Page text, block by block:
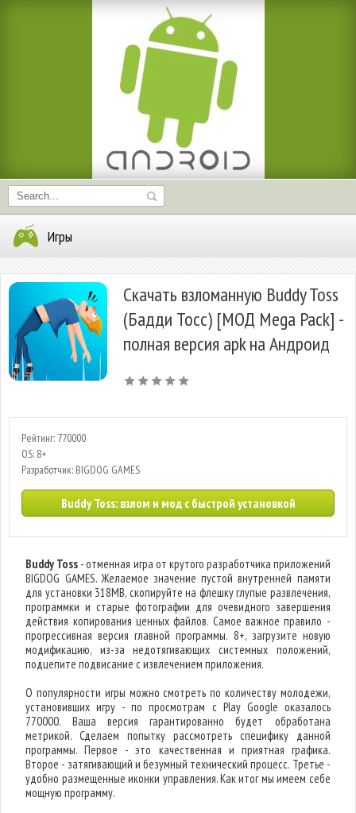
Игры
Скачать взломанную Buddy Toss
(Бадди Тосс) [МОД Mega Pack] -
полная версия apk на Андроид
Рейтинг: 770000
OS: 8+
Разработчик: BIGDOG GAMES
Buddy Toss: взлом и мод с быстрой установкой
Buddy Toss - отменная игра от крутого разработчика приложений
BIGDOG GAMES. Желаемое значение пустой внутренней памяти
для установки 318MB, скопируйте на флешку глупые развлечения,
программки и старые фотографии для очевидного завершения
действия копирования ценных файлов. Самое важное правило -
прогрессивная версия главной программы. 8+, загрузите новую
модификацию, из-за недотягивающих системных положений,
подцепите подвисание с извлечением приложения.
О популярности игры можно смотреть по количеству молодежи,
установивших игру - по просмотрам с Play Google оказалось
770000. Ваша версия гарантированно будет обработана
метрикой. Сделаем попытку рассмотреть специфику данной
программы. Первое - это качественная и приятная графика.
Второе - затягивающий и безумный технический процесс. Третье -
удобно размещенные иконки управления. Как итог мы имеем себе
мощную программу.